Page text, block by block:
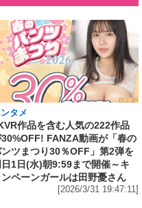
タメ
作品を含む人気の222作品
FANZA動画が「春の
ツまつり30％OFF」第2弾を
日1日(水)朝9:59まで開催～キ
ンペーンガールは田野憂さん
[2026/3/31 19:47:11]